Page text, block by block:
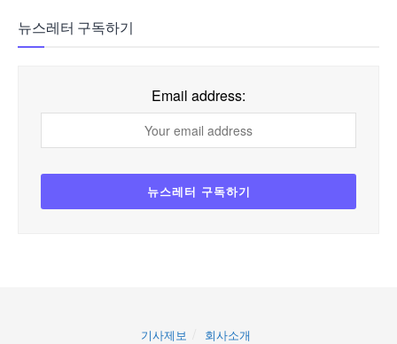
뉴스레터 구독하기
Email address:
기사제보 회사소개